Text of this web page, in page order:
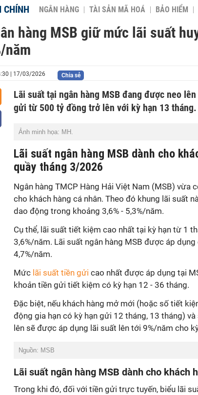
CHÍNH NGÂN HÀNG TÀI SẢN MÃ HOÁ BẢO HIỂM
hàng MSB giữ mức lãi suất
năm
| 17/03/2026 Chia sẻ
Lãi suất tại ngân hàng MSB đang được neo
gửi từ 500 tỷ đồng trở lên với kỳ hạn 13 tháng.
Ảnh minh họa: MH.
Lãi suất ngân hàng MSB dành cho
quầy tháng 3/2026
Ngân hàng TMCP Hàng Hải Việt Nam (MSB) vừa
cho khách hàng cá nhân. Theo đó khung lãi suất
dao động trong khoảng 3,6% - 5,3%/năm.
Cụ thể, lãi suất tiết kiệm cao nhất tại kỳ hạn từ 1
3,6%/năm. Lãi suất ngân hàng MSB được áp
4,7%/năm.
Mức lãi suất tiền gửi cao nhất được áp dụng tại
khoản tiền gửi tiết kiệm có kỳ hạn 12 - 36 tháng.
Đặc biệt, nếu khách hàng mở mới (hoặc số tiết
động gia hạn có kỳ hạn gửi 12 tháng, 13 tháng)
lên sẽ được áp dụng lãi suất lên tới 9%/năm cho
Nguồn: MSB
Lãi suất ngân hàng MSB dành cho khách
Trong khi đó, đối với tiền gửi trực tuyến, biểu lãi